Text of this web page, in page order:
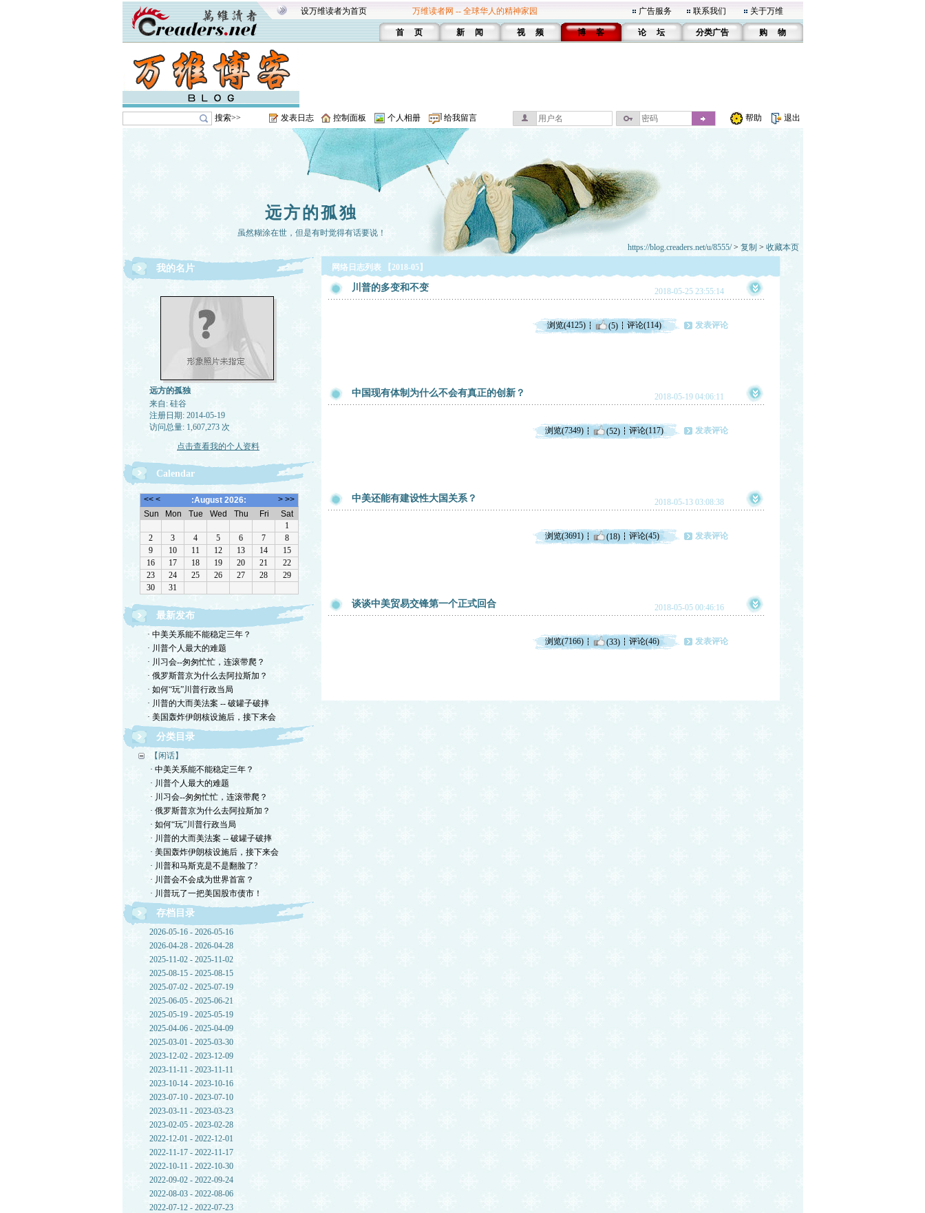
设万维读者为首页 万维读者网 -- 全球华人的精神家园 广告服务 联系我们 关于万维
首 页 新 闻 视 频 博 客 论 坛 分类广告 购 物
搜索>> 发表日志 控制面板 个人相册 给我留言 帮助 退出
远方的孤独
虽然糊涂在世，但是有时觉得有话要说！
https://blog.creaders.net/u/8555/> 复制 > 收藏本页
我的名片
远方的孤独
来自: 硅谷
注册日期: 2014-05-19
访问总量: 1,607,273 次
点击查看我的个人资料
Calendar
最新发布
· 中美关系能不能稳定三年？
· 川普个人最大的难题
· 川习会--匆匆忙忙，连滚带爬？
· 俄罗斯普京为什么去阿拉斯加？
· 如何“玩”川普行政当局
· 川普的大而美法案 -- 破罐子破摔
· 美国轰炸伊朗核设施后，接下来会
分类目录
【闲话】
· 中美关系能不能稳定三年？
· 川普个人最大的难题
· 川习会--匆匆忙忙，连滚带爬？
· 俄罗斯普京为什么去阿拉斯加？
· 如何“玩”川普行政当局
· 川普的大而美法案 -- 破罐子破摔
· 美国轰炸伊朗核设施后，接下来会
· 川普和马斯克是不是翻脸了?
· 川普会不会成为世界首富？
· 川普玩了一把美国股市债市！
存档目录
2026-05-16 - 2026-05-16
2026-04-28 - 2026-04-28
2025-11-02 - 2025-11-02
2025-08-15 - 2025-08-15
2025-07-02 - 2025-07-19
2025-06-05 - 2025-06-21
2025-05-19 - 2025-05-19
2025-04-06 - 2025-04-09
2025-03-01 - 2025-03-30
2023-12-02 - 2023-12-09
2023-11-11 - 2023-11-11
2023-10-14 - 2023-10-16
2023-07-10 - 2023-07-10
2023-03-11 - 2023-03-23
2023-02-05 - 2023-02-28
2022-12-01 - 2022-12-01
2022-11-17 - 2022-11-17
2022-10-11 - 2022-10-30
2022-09-02 - 2022-09-24
2022-08-03 - 2022-08-06
2022-07-12 - 2022-07-23
网络日志列表 【2018-05】
川普的多变和不变 2018-05-25 23:55:14
浏览(4125) (5) 评论(114) 发表评论
中国现有体制为什么不会有真正的创新？ 2018-05-19 04:06:11
浏览(7349) (52) 评论(117) 发表评论
中美还能有建设性大国关系？ 2018-05-13 03:08:38
浏览(3691) (18) 评论(45) 发表评论
谈谈中美贸易交锋第一个正式回合 2018-05-05 00:46:16
浏览(7166) (33) 评论(46) 发表评论